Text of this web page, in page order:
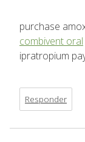
purchase
combivent oral
ipratropium
Responder